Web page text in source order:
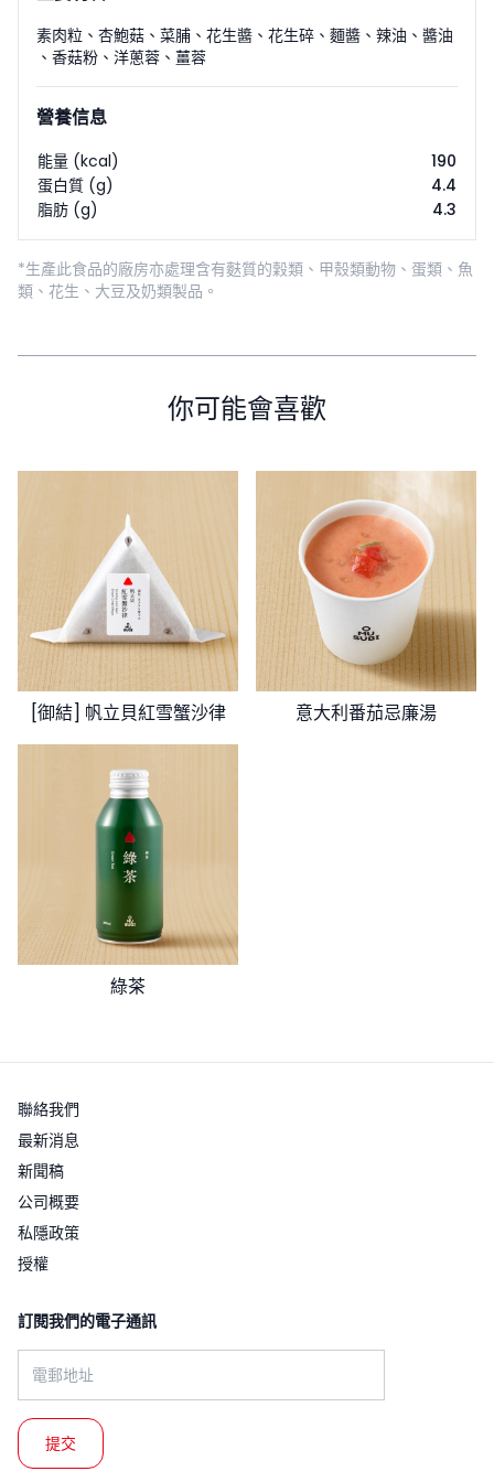
素肉粒 、 杏鮑菇 、 菜脯 、 花生醬 、 花生碎 、 麵醬 、 辣油 、 醬油
、 香菇粉 、 洋蔥蓉 、 薑蓉
營養信息
能量 (kcal)
190
蛋白質 (g)
4.4
脂肪 (g)
4.3
*生產此食品的廠房亦處理含有麩質的穀類、甲殼類動物、蛋類、魚
類、花生、大豆及奶類製品。
你可能會喜歡
[御結] 帆立貝紅雪蟹沙律 意大利番茄忌廉湯
綠茶
聯絡我們
最新消息
新聞稿
公司概要
私隱政策
授權
訂閱我們的電子通訊​